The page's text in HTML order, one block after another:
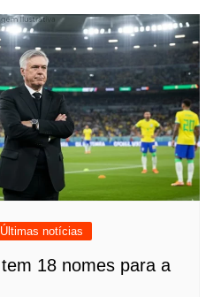
Últimas notícias
18 nomes para a